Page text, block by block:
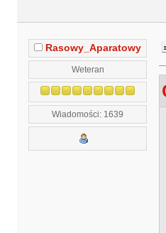
Rasowy_Aparatowy
Weteran
Wiadomości: 1639